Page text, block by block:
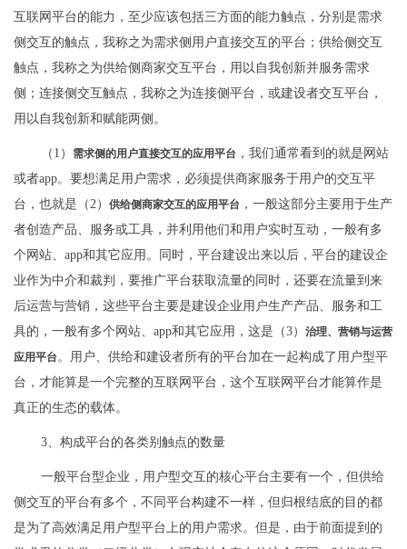
互联网平台的能力，至少应该包括三方面的能力触点，分别是需求
侧交互的触点，我称之为需求侧用户直接交互的平台；供给侧交互
触点，我称之为供给侧商家交互平台，用以自我创新并服务需求
侧；连接侧交互触点，我称之为连接侧平台，或建设者交互平台，
用以自我创新和赋能两侧。
（1） 需求侧的用户直接交互的应用平台 ，我们通常看到的就是网站
或者app。要想满足用户需求，必须提供商家服务于用户的交互平
台，也就是（2） 供给侧商家交互的应用平台 ，一般这部分主要用于生产
者创造产品、服务或工具，并利用他们和用户实时互动，一般有多
个网站、app和其它应用。同时，平台建设出来以后，平台的建设企
业作为中介和裁判，要推广平台获取流量的同时，还要在流量到来
后运营与营销，这些平台主要是建设企业用户生产产品、服务和工
具的，一般有多个网站、app和其它应用，这是（3） 治理、营销与运营
应用平台。用户、供给和建设者所有的平台加在一起构成了用户型平
台，才能算是一个完整的互联网平台，这个互联网平台才能算作是
真正的生态的载体。
3、构成平台的各类别触点的数量
一般平台型企业，用户型交互的核心平台主要有一个，但供给
侧交互的平台有多个，不同平台构建不一样，但归根结底的目的都
是为了高效满足用户型平台上的用户需求。但是，由于前面提到的